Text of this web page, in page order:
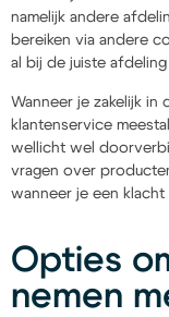
namelijk andere
bereiken via andere
al bij de juiste
Wanneer je zakelijk
klantenservice
wellicht wel
vragen over
wanneer je een klacht
Opties
nemen